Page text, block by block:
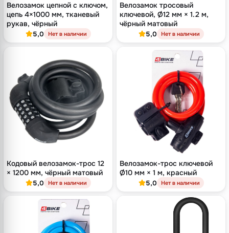
Велозамок цепной с ключом,
цепь 4×1000 мм, тканевый
рукав, чёрный
5,0 Нет в наличии
Велозамок тросовый
ключевой, Ø12 мм × 1.2 м,
чёрный матовый
5,0 Нет в наличии
Кодовый велозамок-трос 12
× 1200 мм, чёрный матовый
5,0 Нет в наличии
Велозамок-трос ключевой
Ø10 мм × 1 м, красный
5,0 Нет в наличии